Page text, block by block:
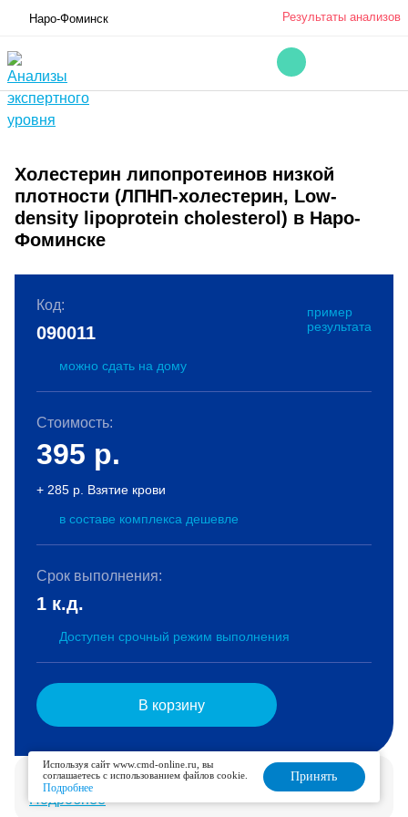
Наро-Фоминск Результаты анализов
Холестерин липопротеинов низкой
плотности (ЛПНП-холестерин, Low-
density lipoprotein cholesterol) в Наро-
Фоминске
Код:
пример
результата
090011
можно сдать на дому
Стоимость:
395 р.
+ 285 р. Взятие крови
в составе комплекса дешевле
Срок выполнения:
1 к.д.
Доступен срочный режим выполнения
В корзину
Услуга доступна для дозаказа в течение 6 дней.
Подробнее
Используя сайт www.cmd-online.ru, вы
соглашаетесь с использованием файлов cookie.
Подробнее
Принять